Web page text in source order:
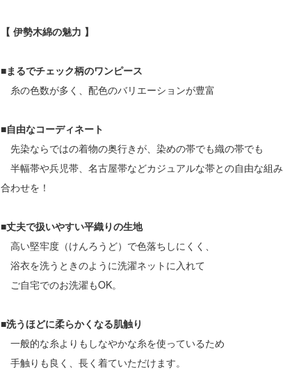
【 伊勢木綿の魅力 】
■まるでチェック柄のワンピース
糸の色数が多く、配色のバリエーションが豊富
■自由なコーディネート
先染ならではの着物の奥行きが、染めの帯でも織の帯でも
半幅帯や兵児帯、名古屋帯などカジュアルな帯との自由な組み
合わせを！
■丈夫で扱いやすい平織りの生地
高い堅牢度（けんろうど）で色落ちしにくく、
浴衣を洗うときのように洗濯ネットに入れて
ご自宅でのお洗濯もOK。
■洗うほどに柔らかくなる肌触り
一般的な糸よりもしなやかな糸を使っているため
手触りも良く、長く着ていただけます。